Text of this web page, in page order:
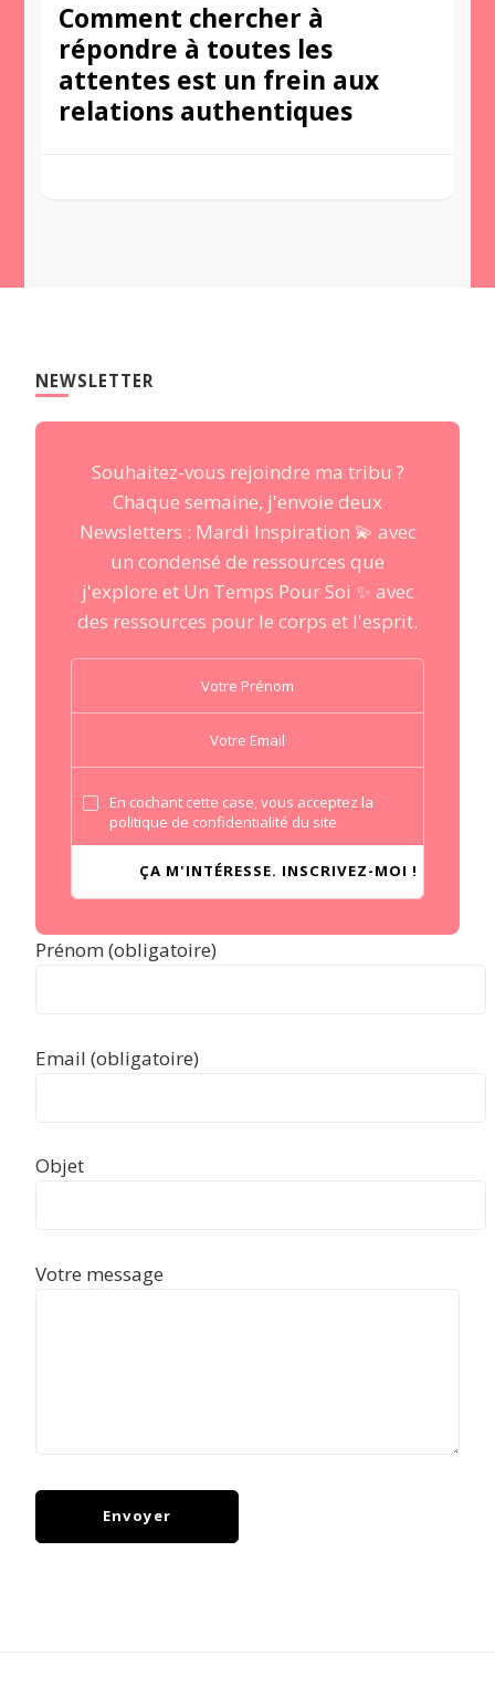
Comment chercher à
répondre à toutes les
attentes est un frein aux
relations authentiques
NEWSLETTER
Souhaitez-vous rejoindre ma tribu ?
Chaque semaine, j'envoie deux
Newsletters : Mardi Inspiration 💫 avec
un condensé de ressources que
j'explore et Un Temps Pour Soi ✨ avec
des ressources pour le corps et l'esprit.
En cochant cette case, vous acceptez la
politique de confidentialité du site
Prénom (obligatoire)
Email (obligatoire)
Objet
Votre message